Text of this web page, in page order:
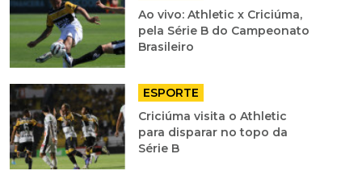
Ao vivo: Athletic x Criciúma,
pela Série B do Campeonato
Brasileiro
ESPORTE
Criciúma visita o Athletic
para disparar no topo da
Série B